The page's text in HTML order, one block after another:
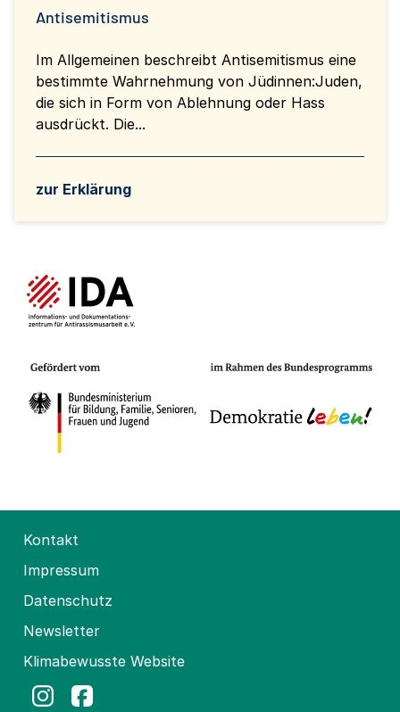
Antisemitismus
Im Allgemeinen beschreibt Antisemitismus eine
bestimmte Wahrnehmung von Jüdinnen:Juden,
die sich in Form von Ablehnung oder Hass
ausdrückt. Die...
zur Erklärung
Kontakt
Impressum
Datenschutz
Newsletter
Klimabewusste Website